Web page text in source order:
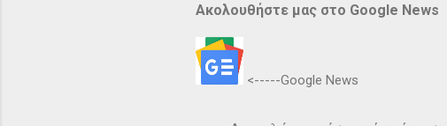
Ακολουθήστε μας στο Google News
<-----Google News